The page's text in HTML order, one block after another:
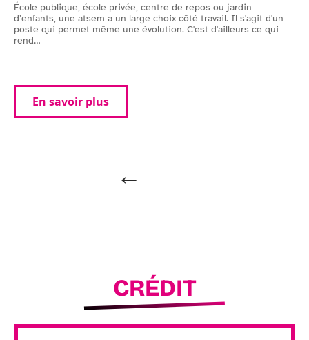
École publique, école privée, centre de repos ou jardin
d’enfants, une atsem a un large choix côté travail. Il s'agit d'un
poste qui permet même une évolution. C'est d'ailleurs ce qui
rend…
En savoir plus
CRÉDIT